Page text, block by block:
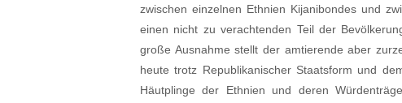
zwischen einzelnen Ethnien Kijanibondes und
einen nicht zu verachtenden Teil der
große Ausnahme stellt der amtierende aber
heute trotz Republikanischer Staatsform und
Häutplinge der Ethnien und deren